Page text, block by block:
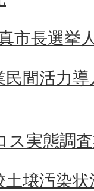
市長選挙
民間活力
ス実態調
土壌汚染